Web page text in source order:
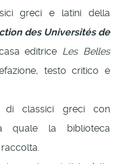
greci e latini della
des Universités de
editrice Les Belles
testo critico e
classici greci con
quale la biblioteca